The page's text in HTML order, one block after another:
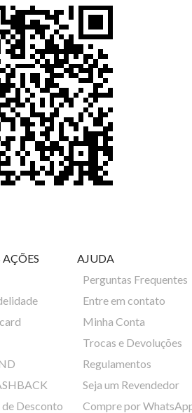
AÇÕES
de Desconto
AJUDA
Perguntas Frequentes
Entre em contato
Minha Conta
Trocas e Devoluções
Regulamentos
Seja um Revendedor
Compre por